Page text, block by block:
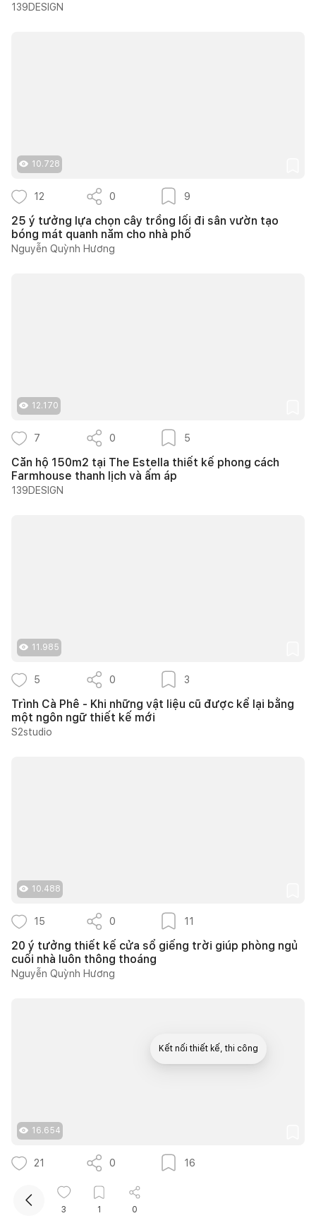
139DESIGN
10.728
12 0 9
25 ý tưởng lựa chọn cây trồng lối đi sân vườn tạo
bóng mát quanh năm cho nhà phố
Nguyễn Quỳnh Hương
12.170
7 0 5
Căn hộ 150m2 tại The Estella thiết kế phong cách
Farmhouse thanh lịch và ấm áp
139DESIGN
11.985
5 0 3
Trình Cà Phê - Khi những vật liệu cũ được kể lại bằng
một ngôn ngữ thiết kế mới
S2studio
10.488
15 0 11
20 ý tưởng thiết kế cửa sổ giếng trời giúp phòng ngủ
cuối nhà luôn thông thoáng
Nguyễn Quỳnh Hương
16.654
21 0 16
30 mẫu thiết kế thông tầng nhà phố diện tích nhỏ tích
hợp mảng xanh thoáng mát
3 1 0
Kết nối thiết kế, thi công